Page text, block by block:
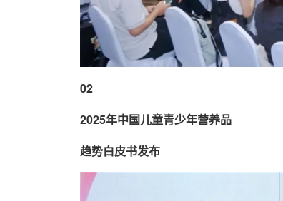
02
2025年中国儿童青少年营养品
趋势白皮书发布